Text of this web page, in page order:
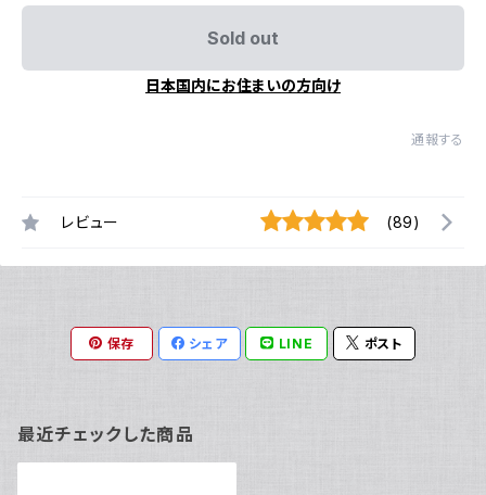
Sold out
日本国内にお住まいの方向け
通報する
レビュー (89)
保存 シェア LINE ポスト
最近チェックした商品